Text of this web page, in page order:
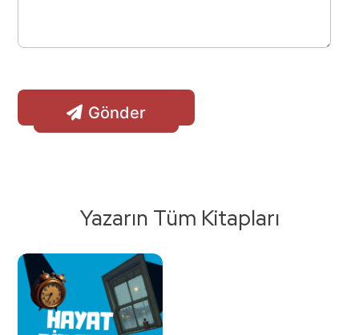
Gönder
Yazarın Tüm Kitapları